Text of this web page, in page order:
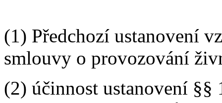
(1) Předchozí ustanovení
smlouvy o provozování
(2) účinnost ustanovení §§